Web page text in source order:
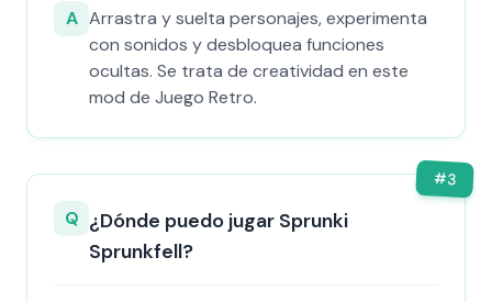
A Arrastra y suelta personajes, experimenta
con sonidos y desbloquea funciones
ocultas. Se trata de creatividad en este
mod de Juego Retro.
#3
Q ¿Dónde puedo jugar Sprunki
Sprunkfell?